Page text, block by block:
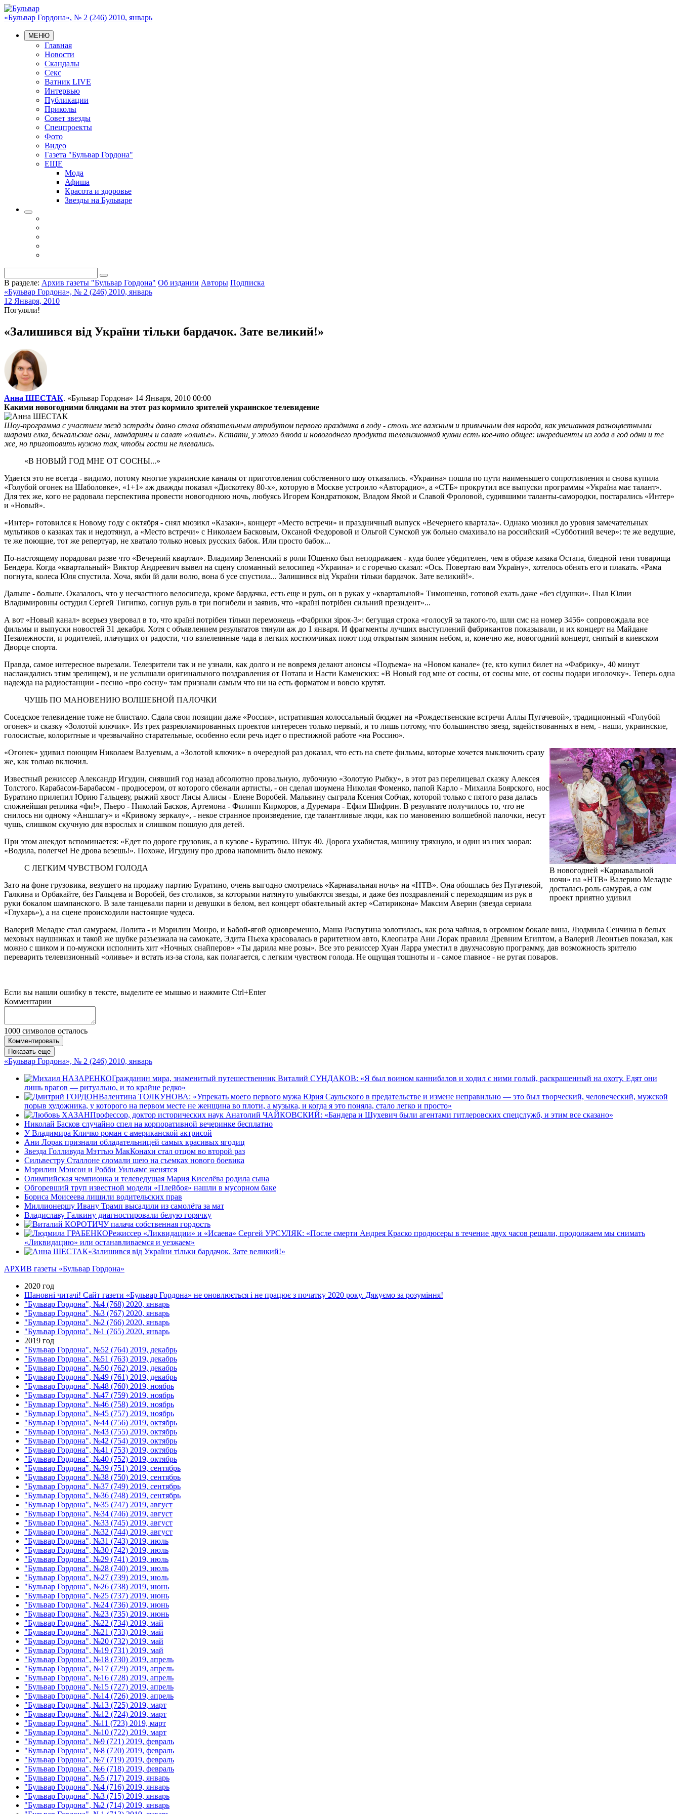
«Бульвар Гордона», № 2 (246) 2010, январь
МЕНЮ
Главная
Новости
Скандалы
Секс
Ватник LIVE
Интервью
Публикации
Приколы
Совет звезды
Спецпроекты
Фото
Видео
Газета "Бульвар Гордона"
ЕЩЕ
Мода
Афиша
Красота и здоровье
Звезды на Бульваре
В разделе: Архив газеты "Бульвар Гордона" Об издании Авторы Подписка
«Бульвар Гордона», № 2 (246) 2010, январь
12 Января, 2010
Погуляли!
«Залишився вiд України тiльки бардачок. Зате великий!»
Анна ШЕСТАК. «Бульвар Гордона» 14 Января, 2010 00:00
Какими новогодними блюдами на этот раз кормило зрителей украинское телевидение
Шоу-программа с участием звезд эстрады давно стала обязательным атрибутом первого праздника в году - столь же важным и привычным для народа, как увешанная разноцветными
шарами елка, бенгальские огни, мандарины и салат «оливье». Кстати, у этого блюда и новогоднего продукта телевизионной кухни есть кое-что общее: ингредиенты из года в год одни и те
же, но приготовить нужно так, чтобы гости не плевались.
«В НОВЫЙ ГОД МНЕ ОТ СОСНЫ...»
Удается это не всегда - видимо, потому многие украинские каналы от приготовления собственного шоу отказались. «Украина» пошла по пути наименьшего сопротивления и снова купила
«Голубой огонек на Шаболовке», «1+1» аж дважды показал «Дискотеку 80-х», которую в Москве устроило «Авторадио», а «СТБ» прокрутил все выпуски программы «Україна має талант».
Для тех же, кого не радовала перспектива провести новогоднюю ночь, любуясь Игорем Кондратюком, Владом Ямой и Славой Фроловой, судившими таланты-самородки, постарались «Интер»
и «Новый».
«Интер» готовился к Новому году с октября - снял мюзикл «Казаки», концерт «Место встречи» и праздничный выпуск «Вечернего квартала». Однако мюзикл до уровня замечательных
мультиков о казаках так и недотянул, а «Место встречи» с Николаем Басковым, Оксаной Федоровой и Ольгой Сумской уж больно смахивало на российский «Субботний вечер»: те же ведущие,
те же поющие, тот же репертуар, не хватало только новых русских бабок. Или просто бабок...
По-настоящему порадовал разве что «Вечерний квартал». Владимир Зеленский в роли Ющенко был неподражаем - куда более убедителен, чем в образе казака Остапа, бледной тени товарища
Бендера. Когда «квартальный» Виктор Андреевич вывел на сцену сломанный велосипед «Украина» и с горечью сказал: «Ось. Повертаю вам Україну», хотелось обнять его и плакать. «Рама
погнута, колеса Юля спустила. Хоча, якби їй дали волю, вона б усе спустила... Залишився вiд України тiльки бардачок. Зате великий!».
Дальше - больше. Оказалось, что у несчастного велосипеда, кроме бардачка, есть еще и руль, он в руках у «квартальной» Тимошенко, готовой ехать даже «без сiдушки». Пыл Юлии
Владимировны остудил Сергей Тигипко, согнув руль в три погибели и заявив, что «країнi потрiбен сильний президент»...
А вот «Новый канал» всерьез уверовал в то, что країнi потрiбен тiльки переможець «Фабрики зiрок-3»: бегущая строка «голосуй за такого-то, шли смс на номер 3456» сопровождала все
фильмы и выпуски новостей 31 декабря. Хотя с объявлением результатов тянули аж до 1 января. И фрагменты лучших выступлений фабрикантов показывали, и их концерт на Майдане
Незалежности, и родителей, плачущих от радости, что взлелеянные чада в легких костюмчиках поют под открытым зимним небом, и, конечно же, новогодний концерт, снятый в киевском
Дворце спорта.
Правда, самое интересное вырезали. Телезрители так и не узнали, как долго и не вовремя делают анонсы «Подъема» на «Новом канале» (те, кто купил билет на «Фабрику», 40 минут
наслаждались этим зрелищем), и не услышали оригинального поздравления от Потапа и Насти Каменских: «В Новый год мне от сосны, от сосны мне, от сосны подари иголочку». Теперь одна
надежда на радиостанции - песню «про сосну» там признали самым что ни на есть форматом и вовсю крутят.
ЧУШЬ ПО МАНОВЕНИЮ ВОЛШЕБНОЙ ПАЛОЧКИ
Соседское телевидение тоже не блистало. Сдала свои позиции даже «Россия», истратившая колоссальный бюджет на «Рождественские встречи Аллы Пугачевой», традиционный «Голубой
огонек» и сказку «Золотой ключик». Из трех разрекламированных проектов интересен только первый, и то лишь потому, что большинство звезд, задействованных в нем, - наши, украинские,
голосистые, колоритные и чрезвычайно старательные, особенно если речь идет о престижной работе «на Россию».
В новогодней «Карнавальной
ночи» на «НТВ» Валерию Меладзе
досталась роль самурая, а сам
проект приятно удивил
«Огонек» удивил поющим Николаем Валуевым, а «Золотой ключик» в очередной раз доказал, что есть на свете фильмы, которые хочется выключить сразу
же, как только включил.
Известный режиссер Александр Игудин, снявший год назад абсолютно провальную, лубочную «Золотую Рыбку», в этот раз перелицевал сказку Алексея
Толстого. Карабасом-Барабасом - продюсером, от которого сбежали артисты, - он сделал шоумена Николая Фоменко, папой Карло - Михаила Боярского, нос
Буратино прилепил Юрию Гальцеву, рыжий хвост Лисы Алисы - Елене Воробей. Мальвину сыграла Ксения Собчак, которой только с пятого раза далась
сложнейшая реплика «фи!», Пьеро - Николай Басков, Артемона - Филипп Киркоров, а Дуремара - Ефим Шифрин. В результате получилось то, что не
снилось ни одному «Аншлагу» и «Кривому зеркалу», - некое странное произведение, где талантливые люди, как по мановению волшебной палочки, несут
чушь, слишком скучную для взрослых и слишком пошлую для детей.
При этом анекдот вспоминается: «Едет по дороге грузовик, а в кузове - Буратино. Штук 40. Дорога ухабистая, машину тряхнуло, и один из них заорал:
«Водила, полегче! Не дрова везешь!». Похоже, Игудину про дрова напомнить было некому.
С ЛЕГКИМ ЧУВСТВОМ ГОЛОДА
Зато на фоне грузовика, везущего на продажу партию Буратино, очень выгодно смотрелась «Карнавальная ночь» на «НТВ». Она обошлась без Пугачевой,
Галкина и Орбакайте, без Гальцева и Воробей, без столиков, за которыми натянуто улыбаются звезды, и даже без поздравлений с переходящим из рук в
руки бокалом шампанского. В зале танцевали парни и девушки в белом, вел концерт обаятельный актер «Сатирикона» Максим Аверин (звезда сериала
«Глухарь»), а на сцене происходили настоящие чудеса.
Валерий Меладзе стал самураем, Лолита - и Мэрилин Монро, и Бабой-ягой одновременно, Маша Распутина золотилась, как роза чайная, в огромном бокале вина, Людмила Сенчина в белых
меховых наушниках и такой же шубке разъезжала на самокате, Эдита Пьеха красовалась в раритетном авто, Клеопатра Ани Лорак правила Древним Египтом, а Валерий Леонтьев показал, как
можно с шиком и по-мужски исполнить хит «Ночных снайперов» «Ты дарила мне розы». Все это режиссер Хуан Ларра уместил в двухчасовую программу, дав возможность зрителю
переварить телевизионный «оливье» и встать из-за стола, как полагается, с легким чувством голода. Не ощущая тошноты и - самое главное - не ругая поваров.
Если вы нашли ошибку в тексте, выделите ее мышью и нажмите Ctrl+Enter
Комментарии
1000 символов осталось
Комментировать
Показать еще
«Бульвар Гордона», № 2 (246) 2010, январь
Гражданин мира, знаменитый путешественник Виталий СУНДАКОВ: «Я был воином каннибалов и ходил с ними голый, раскрашенный на охоту. Едят они
лишь врагов — ритуально, и то крайне редко»
Валентина ТОЛКУНОВА: «Упрекать моего первого мужа Юрия Саульского в предательстве и измене неправильно — это был творческий, человеческий, мужской
порыв художника, у которого на первом месте не женщина во плоти, а музыка, и когда я это поняла, стало легко и просто»
Профессор, доктор исторических наук Анатолий ЧАЙКОВСКИЙ: «Бандера и Шухевич были агентами гитлеровских спецслужб, и этим все сказано»
Николай Басков случайно спел на корпоративной вечеринке бесплатно
У Владимира Кличко роман с американской актрисой
Ани Лорак признали обладательницей самых красивых ягодиц
Звезда Голливуда Мэттью МакКонахи стал отцом во второй раз
Сильвестру Сталлоне сломали шею на съемках нового боевика
Мэрилин Мэнсон и Робби Уильямс женятся
Олимпийская чемпионка и телеведущая Мария Киселёва родила сына
Обгоревший труп известной модели «Плейбоя» нашли в мусорном баке
Бориса Моисеева лишили водительских прав
Миллионершу Ивану Трамп высадили из самолёта за мат
Владиславу Галкину диагностировали белую горячку
У палача собственная гордость
Режиссер «Ликвидации» и «Исаева» Сергей УРСУЛЯК: «После смерти Андрея Краско продюсеры в течение двух часов решали, продолжаем мы снимать
«Ликвидацию» или останавливаемся и уезжаем»
«Залишився вiд України тiльки бардачок. Зате великий!»
АРХИВ газеты «Бульвар Гордона»
2020 год
Шановні читачі! Сайт газети «Бульвар Гордона» не оновлюється і не працює з початку 2020 року. Дякуємо за розуміння!
"Бульвар Гордона", №4 (768) 2020, январь
"Бульвар Гордона", №3 (767) 2020, январь
"Бульвар Гордона", №2 (766) 2020, январь
"Бульвар Гордона", №1 (765) 2020, январь
2019 год
"Бульвар Гордона", №52 (764) 2019, декабрь
"Бульвар Гордона", №51 (763) 2019, декабрь
"Бульвар Гордона", №50 (762) 2019, декабрь
"Бульвар Гордона", №49 (761) 2019, декабрь
"Бульвар Гордона", №48 (760) 2019, ноябрь
"Бульвар Гордона", №47 (759) 2019, ноябрь
"Бульвар Гордона", №46 (758) 2019, ноябрь
"Бульвар Гордона", №45 (757) 2019, ноябрь
"Бульвар Гордона", №44 (756) 2019, октябрь
"Бульвар Гордона", №43 (755) 2019, октябрь
"Бульвар Гордона", №42 (754) 2019, октябрь
"Бульвар Гордона", №41 (753) 2019, октябрь
"Бульвар Гордона", №40 (752) 2019, октябрь
"Бульвар Гордона", №39 (751) 2019, сентябрь
"Бульвар Гордона", №38 (750) 2019, сентябрь
"Бульвар Гордона", №37 (749) 2019, сентябрь
"Бульвар Гордона", №36 (748) 2019, сентябрь
"Бульвар Гордона", №35 (747) 2019, август
"Бульвар Гордона", №34 (746) 2019, август
"Бульвар Гордона", №33 (745) 2019, август
"Бульвар Гордона", №32 (744) 2019, август
"Бульвар Гордона", №31 (743) 2019, июль
"Бульвар Гордона", №30 (742) 2019, июль
"Бульвар Гордона", №29 (741) 2019, июль
"Бульвар Гордона", №28 (740) 2019, июль
"Бульвар Гордона", №27 (739) 2019, июль
"Бульвар Гордона", №26 (738) 2019, июнь
"Бульвар Гордона", №25 (737) 2019, июнь
"Бульвар Гордона", №24 (736) 2019, июнь
"Бульвар Гордона", №23 (735) 2019, июнь
"Бульвар Гордона", №22 (734) 2019, май
"Бульвар Гордона", №21 (733) 2019, май
"Бульвар Гордона", №20 (732) 2019, май
"Бульвар Гордона", №19 (731) 2019, май
"Бульвар Гордона", №18 (730) 2019, апрель
"Бульвар Гордона", №17 (729) 2019, апрель
"Бульвар Гордона", №16 (728) 2019, апрель
"Бульвар Гордона", №15 (727) 2019, апрель
"Бульвар Гордона", №14 (726) 2019, апрель
"Бульвар Гордона", №13 (725) 2019, март
"Бульвар Гордона", №12 (724) 2019, март
"Бульвар Гордона", №11 (723) 2019, март
"Бульвар Гордона", №10 (722) 2019, март
"Бульвар Гордона", №9 (721) 2019, февраль
"Бульвар Гордона", №8 (720) 2019, февраль
"Бульвар Гордона", №7 (719) 2019, февраль
"Бульвар Гордона", №6 (718) 2019, февраль
"Бульвар Гордона", №5 (717) 2019, январь
"Бульвар Гордона", №4 (716) 2019, январь
"Бульвар Гордона", №3 (715) 2019, январь
"Бульвар Гордона", №2 (714) 2019, январь